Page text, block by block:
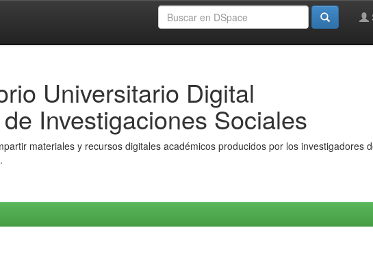
Universitario Digital
Investigaciones Sociales
materiales y recursos digitales académicos producidos por los investigadores